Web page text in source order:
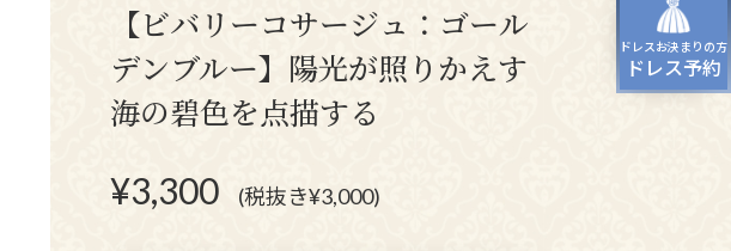
【ビバリーコサージュ：ゴール
デンブルー】陽光が照りかえす
海の碧色を点描する
¥3,300 (税抜き¥3,000)
ドレスお決まりの方
ドレス予約